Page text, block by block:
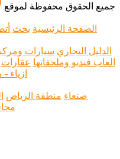
جميع الحقوق محفوظة لموقع
الصفحة الرئيسية بحث
الدليل التجاري سيارات
العاب فيديو وملحقاتها عقارات
ازياء
صنعاء منطقة الرياض